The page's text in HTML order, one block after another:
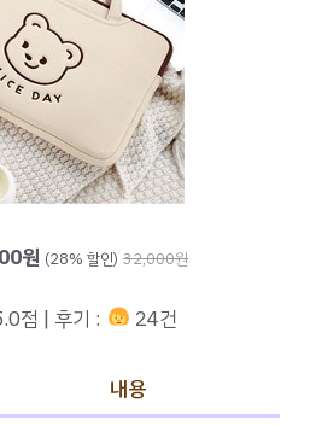
원 (28% 할인) 32,000원
점 | 후기 : 24건
내용